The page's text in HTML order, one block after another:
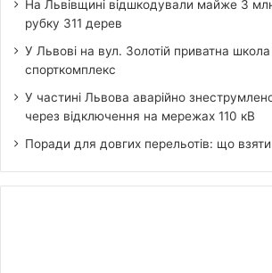
На Львівщині відшкодували майже 3
рубку 311 дерев
У Львові на вул. Золотій приватна
спорткомплекс
У частині Львова аварійно
через відключення на мережах 110 кВ
Поради для довгих перельотів: що